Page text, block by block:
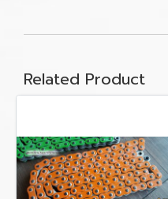
Related Product